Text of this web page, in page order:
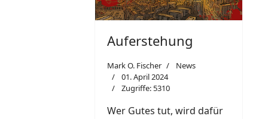
Auferstehung
Mark O. Fischer
News
01. April 2024
Zugriffe: 5310
Wer Gutes tut, wird dafür